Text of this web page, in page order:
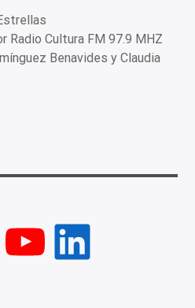
Radio Cultura FM 97.9 MHZ
Benavides y Claudia
YouTube
LinkedIn